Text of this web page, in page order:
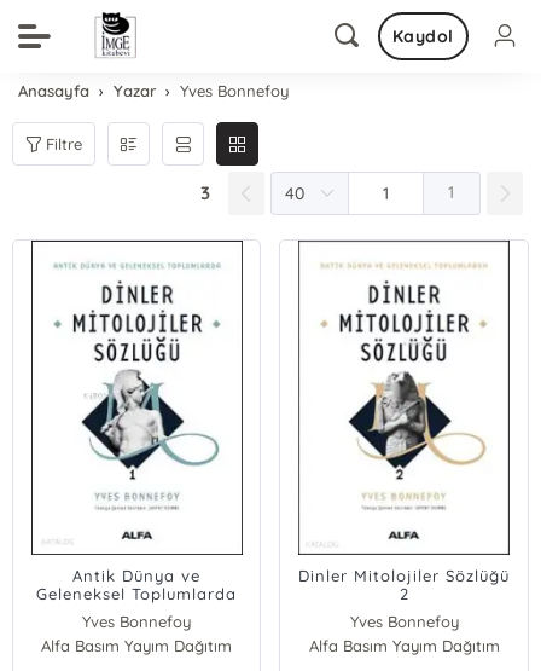
Kaydol
Anasayfa Yazar Yves Bonnefoy
Filtre
3 1
Antik Dünya ve
Geleneksel Toplumlarda
Dinler Mitolojiler Sözlüğü
1 (Ciltli)
Yves Bonnefoy
Alfa Basım Yayım Dağıtım
Dinler Mitolojiler Sözlüğü
2
Yves Bonnefoy
Alfa Basım Yayım Dağıtım